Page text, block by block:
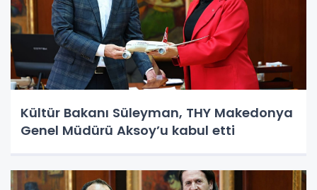
Kültür Bakanı Süleyman, THY Makedonya
Genel Müdürü Aksoy’u kabul etti